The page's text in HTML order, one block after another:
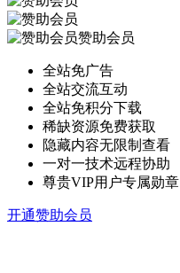
赞助会员
全站免广告
全站交流互动
全站免积分下载
稀缺资源免费获取
隐藏内容无限制查看
一对一技术远程协助
尊贵VIP用户专属勋章
开通赞助会员